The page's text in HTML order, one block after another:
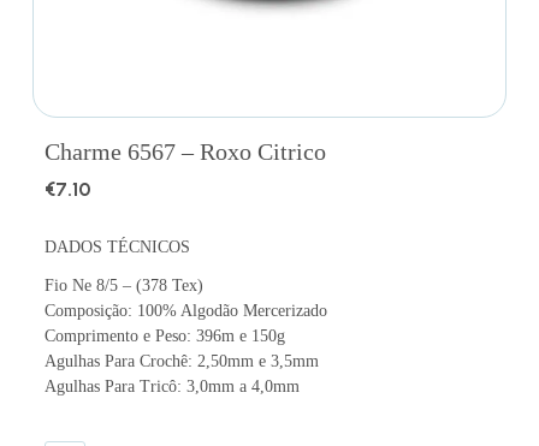
Charme 6567 – Roxo Citrico
€7.10
DADOS TÉCNICOS
Fio Ne 8/5 – (378 Tex)
Composição: 100% Algodão Mercerizado
Comprimento e Peso: 396m e 150g
Agulhas Para Crochê: 2,50mm e 3,5mm
Agulhas Para Tricô: 3,0mm a 4,0mm